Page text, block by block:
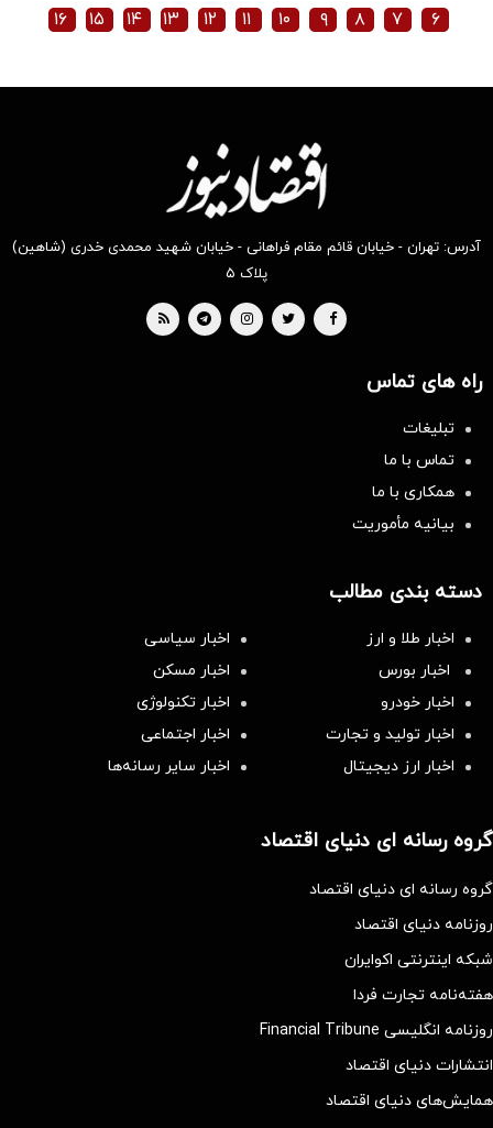
۶ ۷ ۸ ۹ ۱۰ ۱۱ ۱۲ ۱۳ ۱۴ ۱۵ ۱۶
آدرس: تهران - خیابان قائم مقام فراهانی - خیابان شهید محمدی خدری (شاهین)
پلاک ۵
راه های تماس
تبلیغات
تماس با ما
همکاری با ما
بیانیه مأموریت
دسته بندی مطالب
اخبار طلا و ارز
اخبار سیاسی
اخبار بورس
اخبار مسکن
اخبار خودرو
اخبار تکنولوژی
اخبار تولید و تجارت
اخبار اجتماعی
اخبار ارز دیجیتال
اخبار سایر رسانه‌‌ها
گروه رسانه ای دنیای اقتصاد
گروه رسانه ای دنیای اقتصاد
روزنامه دنیای اقتصاد
شبکه اینترنتی اکوایران
هفته‌نامه تجارت فردا
روزنامه انگلیسی Financial Tribune
انتشارات دنیای اقتصاد
همایش‌های دنیای اقتصاد